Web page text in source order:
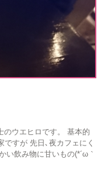
のウエヒロです。 基本的
すが 先日､夜カフェにく
い飲み物に甘いもの(*´ω｀